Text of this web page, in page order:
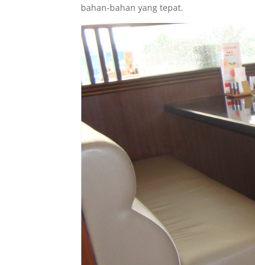
bahan-bahan yang tepat.